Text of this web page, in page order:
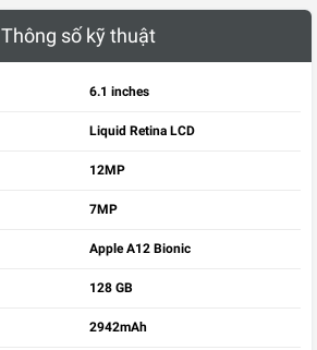
Thông số kỹ thuật
6.1 inches
Liquid Retina LCD
12MP
7MP
Apple A12 Bionic
128 GB
2942mAh